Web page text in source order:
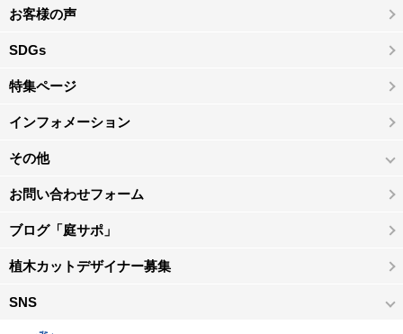
お客様の声
SDGs
特集ページ
インフォメーション
その他
お問い合わせフォーム
ブログ「庭サポ」
植木カットデザイナー募集
SNS